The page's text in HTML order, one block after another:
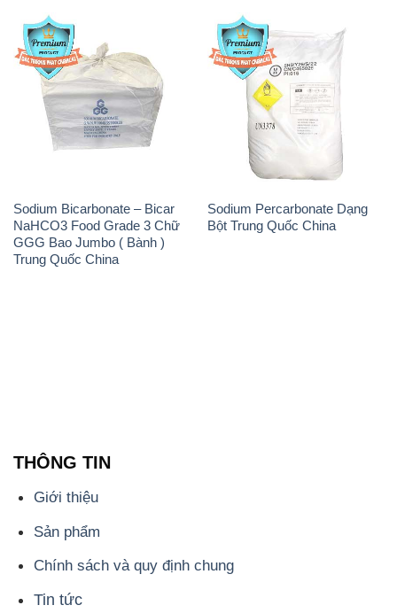
Sodium Bicarbonate – Bicar
NaHCO3 Food Grade 3 Chữ
GGG Bao Jumbo ( Bành )
Trung Quốc China
Sodium Percarbonate Dạng
Bột Trung Quốc China
THÔNG TIN
Giới thiệu
Sản phẩm
Chính sách và quy định chung
Tin tức